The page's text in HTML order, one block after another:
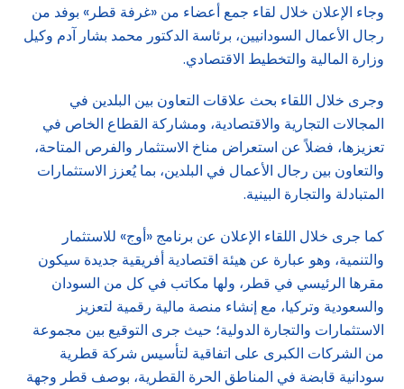
وجاء الإعلان خلال لقاء جمع أعضاء من «غرفة قطر» بوفد من
رجال الأعمال السودانيين، برئاسة الدكتور محمد بشار آدم وكيل
وزارة المالية والتخطيط الاقتصادي.
وجرى خلال اللقاء بحث علاقات التعاون بين البلدين في
المجالات التجارية والاقتصادية، ومشاركة القطاع الخاص في
تعزيزها، فضلاً عن استعراض مناخ الاستثمار والفرص المتاحة،
والتعاون بين رجال الأعمال في البلدين، بما يُعزز الاستثمارات
المتبادلة والتجارة البينية.
كما جرى خلال اللقاء الإعلان عن برنامج «أوج» للاستثمار
والتنمية، وهو عبارة عن هيئة اقتصادية أفريقية جديدة سيكون
مقرها الرئيسي في قطر، ولها مكاتب في كل من السودان
والسعودية وتركيا، مع إنشاء منصة مالية رقمية لتعزيز
الاستثمارات والتجارة الدولية؛ حيث جرى التوقيع بين مجموعة
من الشركات الكبرى على اتفاقية لتأسيس شركة قطرية
سودانية قابضة في المناطق الحرة القطرية، بوصف قطر وجهة